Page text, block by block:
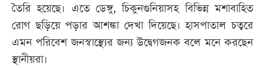
তৈরি হয়েছে। এতে ডেঙ্গু, চিকুনগুনিয়াসহ বিভিন্ন মশাবাহিত
রোগ ছড়িয়ে পড়ার আশঙ্কা দেখা দিয়েছে। হাসপাতাল চত্বরে
এমন পরিবেশ জনস্বাস্থ্যের জন্য উদ্বেগজনক বলে মনে করছেন
স্থানীয়রা।